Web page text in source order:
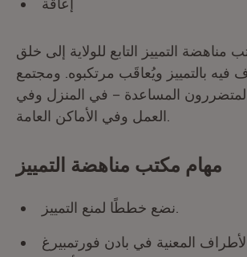
إعاقة
مناهضة التمييز التابع للولاية إلى خلق
فيه بالتمييز ويُعاقَب مرتكبوه. ومجتمع
المساعدة – في المنزل وفي
مهام مكتب مناهضة التمييز
المعنية في بادن فورتمبيرغ